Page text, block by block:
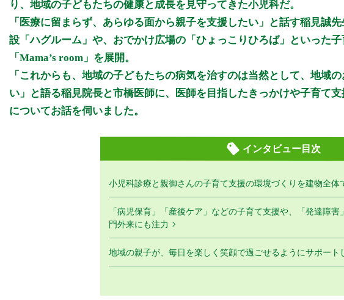
り、地域の子どもたちの健康と成長を見守ってきた小児科だ。
「医療に留まらず、あらゆる面から親子を支援したい」と話す稲見誠
設「ハグルーム」や、おでかけ広場の「ひょっこりひろば」といった
「Mama’s room」を展開。
「これからも、地域の子どもたちの病気を治すのは当然として、地域
い」と語る稲見院長と市橋医師に、医師を目指したきっかけや子育て
についてお話を伺いました。
インタビュー目次
小児科診療と親御さんの子育て支援の環境づくりを建物全体
「病児保育」「産後ケア」などの子育て支援や、「発達障
門外来にも注力
地域の親子が、毎日を楽しく笑顔で過ごせるようにサポート